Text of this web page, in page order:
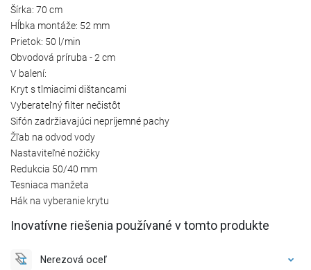
Šírka: 70 cm
Hĺbka montáže: 52 mm
Prietok: 50 l/min
Obvodová príruba - 2 cm
V balení:
Kryt s tlmiacimi dištancami
Vyberateľný filter nečistôt
Sifón zadržiavajúci nepríjemné pachy
Žľab na odvod vody
Nastaviteľné nožičky
Redukcia 50/40 mm
Tesniaca manžeta
Hák na vyberanie krytu
Inovatívne riešenia používané v tomto produkte
Nerezová oceľ